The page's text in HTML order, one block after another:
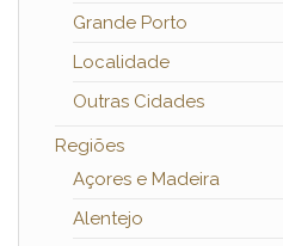
Grande Porto
Localidade
Outras Cidades
Regiões
Açores e Madeira
Alentejo